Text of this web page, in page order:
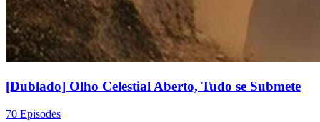
[Dublado] Olho Celestial Aberto, Tudo se Submete
70 Episodes